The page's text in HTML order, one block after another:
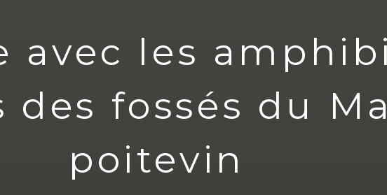
avec les
des fossés du
poitevin